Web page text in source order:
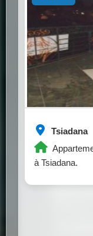
Tsiadana
à Tsiadana.